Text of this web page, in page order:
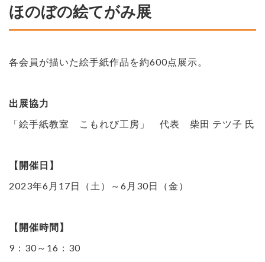
ほのぼの絵てがみ展
各会員が描いた絵手紙作品を約600点展示。
出展協力
「絵手紙教室 こもれび工房」 代表 柴田 テツ子 氏
【開催日】
2023年6月17日（土）～6月30日（金）
【開催時間】
9：30～16：30